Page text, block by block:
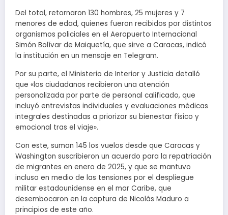
Del total, retornaron 130 hombres, 25 mujeres y 7
menores de edad, quienes fueron recibidos por distintos
organismos policiales en el Aeropuerto Internacional
Simón Bolívar de Maiquetía, que sirve a Caracas, indicó
la institución en un mensaje en Telegram.
Por su parte, el Ministerio de Interior y Justicia detalló
que «los ciudadanos recibieron una atención
personalizada por parte de personal calificado, que
incluyó entrevistas individuales y evaluaciones médicas
integrales destinadas a priorizar su bienestar físico y
emocional tras el viaje».
Con este, suman 145 los vuelos desde que Caracas y
Washington suscribieron un acuerdo para la repatriación
de migrantes en enero de 2025, y que se mantuvo
incluso en medio de las tensiones por el despliegue
militar estadounidense en el mar Caribe, que
desembocaron en la captura de Nicolás Maduro a
principios de este año.